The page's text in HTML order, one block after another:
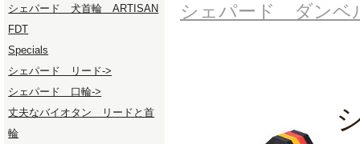
シェパード 犬首輪 ARTISAN
FDT
Specials
シェパード リード->
シェパード 口輪->
丈夫なバイオタン リードと首
輪
シェパード ダンベ